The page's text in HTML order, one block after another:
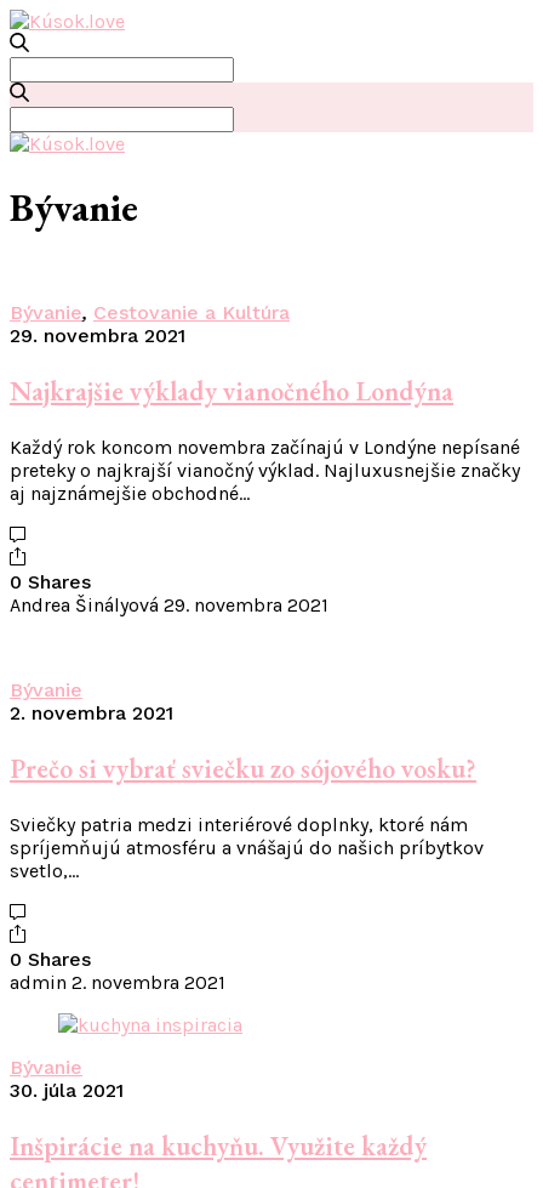
for:
for:
Bývanie
Bývanie, Cestovanie a Kultúra
29. novembra 2021
Najkrajšie výklady vianočného Londýna
Každý rok koncom novembra začínajú v Londýne nepísané
preteky o najkrajší vianočný výklad. Najluxusnejšie značky
aj najznámejšie obchodné…
0 Shares
Andrea Šinályová 29. novembra 2021
Bývanie
2. novembra 2021
Prečo si vybrať sviečku zo sójového vosku?
Sviečky patria medzi interiérové doplnky, ktoré nám
spríjemňujú atmosféru a vnášajú do našich príbytkov
svetlo,…
0 Shares
admin 2. novembra 2021
Bývanie
30. júla 2021
Inšpirácie na kuchyňu. Využite každý